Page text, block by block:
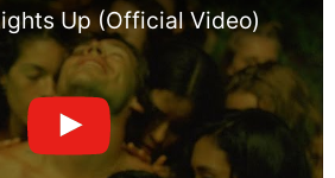
Up (Official Video)